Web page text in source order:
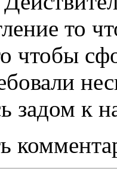
то
чтобы
задом к